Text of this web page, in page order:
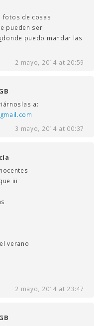
fotos de cosas
pueden ser
puedo mandar las
2 mayo, 2014 at 20:59
a:
3 mayo, 2014 at 00:37
iii
verano
2 mayo, 2014 at 23:47